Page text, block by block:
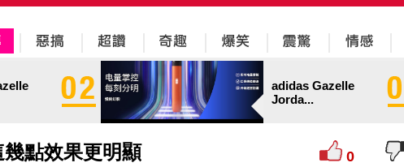
adidas Gazelle
Jorda...
點效果更明顯 0